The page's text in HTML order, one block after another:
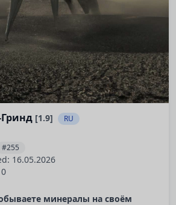
Гринд [1.9] RU
#255
16.05.2026
минералы на своём